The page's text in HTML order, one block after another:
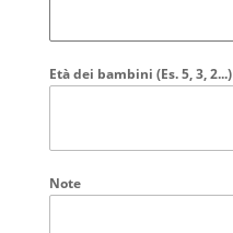
Età dei bambini (Es. 5, 3, 2...)
Note